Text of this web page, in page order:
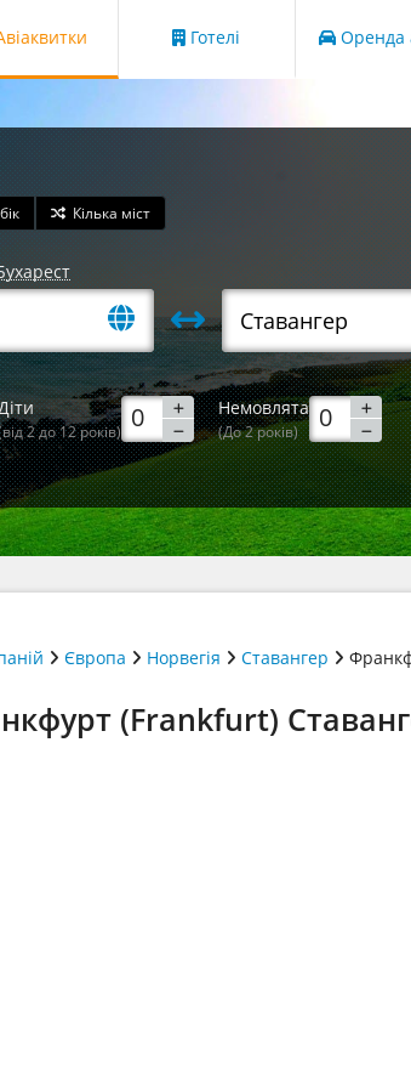
Готелі Оренда
Кілька міст
2 до 12 років)
Немовлята
(До 2 років)
Європа Норвегія Ставангер
(Frankfurt)